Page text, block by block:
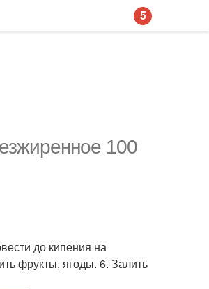
100
до кипения на
фрукты, ягоды. 6. Залить
5